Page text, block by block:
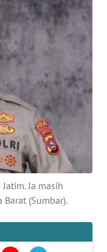
Ia masih
(Sumbar).